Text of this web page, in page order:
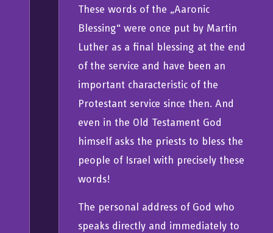
These words of the „Aaronic
Blessing“ were once put by Martin
Luther as a final blessing at the end
of the service and have been an
important characteristic of the
Protestant service since then. And
even in the Old Testament God
himself asks the priests to bless the
people of Israel with precisely these
words!
The personal address of God who
speaks directly and immediately to